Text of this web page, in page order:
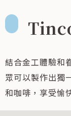
結合金工體驗和
眾可以製作出獨
和咖啡，享受愉